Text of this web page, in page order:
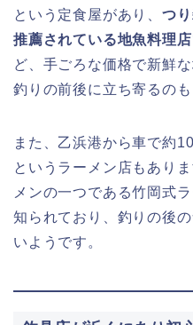
という定食屋があり、 つ
推薦されている地魚料理店
ど、手ごろな価格で新鮮
釣りの前後に立ち寄るのも
また、乙浜港から車で約
というラーメン店もあり
メンの一つである竹岡式
知られており、釣りの後
いようです。